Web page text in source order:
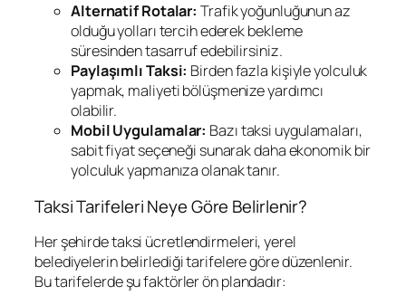
Alternatif Rotalar: Trafik yoğunluğunun az
olduğu yolları tercih ederek bekleme
süresinden tasarruf edebilirsiniz.
Paylaşımlı Taksi: Birden fazla kişiyle yolculuk
yapmak, maliyeti bölüşmenize yardımcı
olabilir.
Mobil Uygulamalar: Bazı taksi uygulamaları,
sabit fiyat seçeneği sunarak daha ekonomik bir
yolculuk yapmanıza olanak tanır.
Taksi Tarifeleri Neye Göre Belirlenir?
Her şehirde taksi ücretlendirmeleri, yerel
belediyelerin belirlediği tarifelere göre düzenlenir.
Bu tarifelerde şu faktörler ön plandadır: